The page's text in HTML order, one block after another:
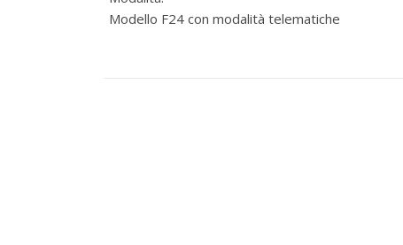
Modello F24 con modalità telematiche